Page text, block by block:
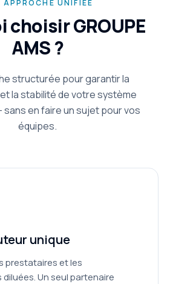
APPROCHE UNIFIÉE
choisir GROUPE
AMS ?
structurée pour garantir la
la stabilité de votre système
en faire un sujet pour vos
équipes.
unique
prestataires et les
Un seul partenaire